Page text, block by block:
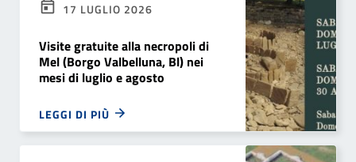
17 LUGLIO 2026
Visite gratuite alla necropoli di
Mel (Borgo Valbelluna, Bl) nei
mesi di luglio e agosto
LEGGI DI PIÙ